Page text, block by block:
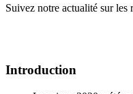
Suivez notre actualité sur les
Introduction